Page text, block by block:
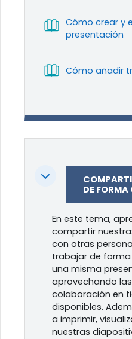
Cómo crear y
presentación
Cómo añadir
Colapsar
DE
En este tema,
compartir
con otras
trabajar de
una misma
aprovechando
colaboración en
disponibles.
a imprimir,
nuestras